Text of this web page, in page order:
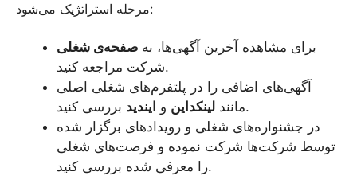
مرحله استراتژیک می‌شود:
برای مشاهده آخرین آگهی‌ها، به صفحه‌ی شغلی
شرکت مراجعه کنید.
آگهی‌های اضافی را در پلتفرم‌های شغلی اصلی
مانند لینکداین و ایندید
بررسی کنید.
در جشنواره‌های شغلی و رویدادهای برگزار شده
توسط شرکت‌ها شرکت نموده و فرصت‌های شغلی
را معرفی شده بررسی کنید.